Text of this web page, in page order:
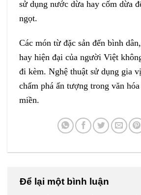
sử dụng nước dừa hay cốm dừa
ngọt.
Các món từ đặc sản đến bình
hay hiện đại của người Việt
đi kèm. Nghệ thuật sử dụng gia
chấm phá ấn tượng trong văn
miền.
Để lại một bình luận